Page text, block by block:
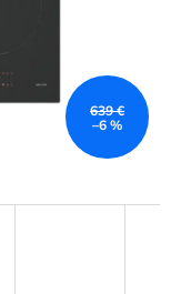
639 €
–6 %